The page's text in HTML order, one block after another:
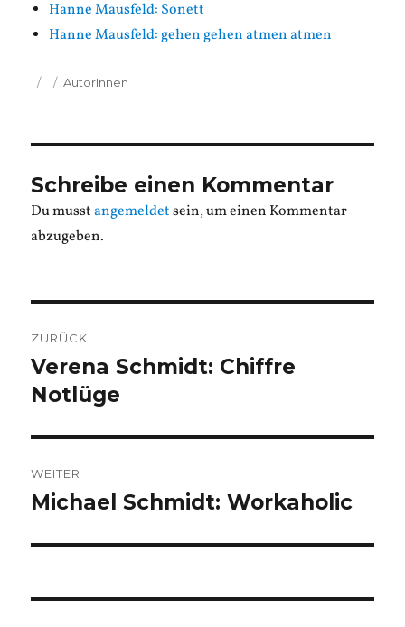
Hanne Mausfeld: Sonett
Hanne Mausfeld: gehen gehen atmen atmen
Veröffentlicht
Kategorien
AutorInnen
Schreibe einen Kommentar
Du musstangemeldetsein, um einen Kommentar
abzugeben.
ZURÜCK
Vorheriger
Beitrag:
Verena Schmidt: Chiffre
Notlüge
WEITER
Nächster
Michael Schmidt: Workaholic